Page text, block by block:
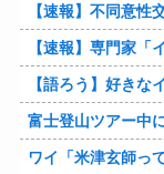
【速報】不同意性
【速報】専門家「イオ
【語ろう】好きな
富士登山ツアー中
ワイ「米津玄師ってソ